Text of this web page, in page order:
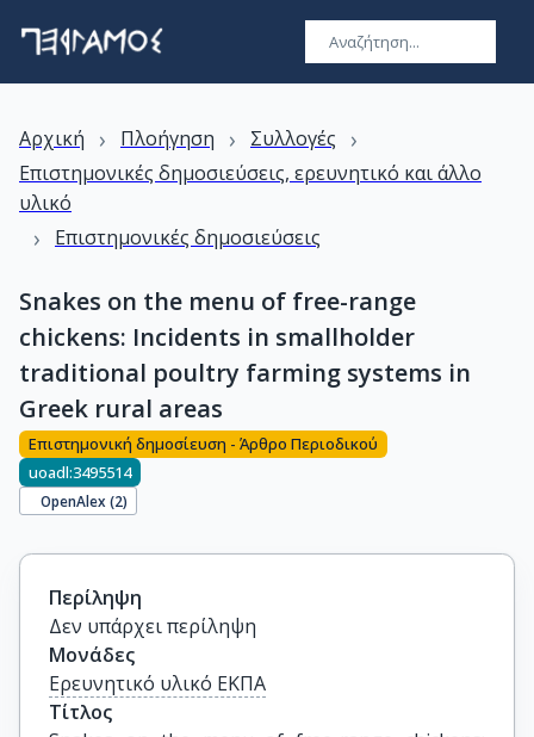
Αρχική › Πλοήγηση › Συλλογές ›
Επιστημονικές δημοσιεύσεις, ερευνητικό και άλλο
υλικό
› Επιστημονικές δημοσιεύσεις
Snakes on the menu of free-range
chickens: Incidents in smallholder
traditional poultry farming systems in
Greek rural areas
Επιστημονική δημοσίευση - Άρθρο Περιοδικού
uoadl:3495514
OpenAlex (2)
Περίληψη
Δεν υπάρχει περίληψη
Μονάδες
Ερευνητικό υλικό ΕΚΠΑ
Τίτλος